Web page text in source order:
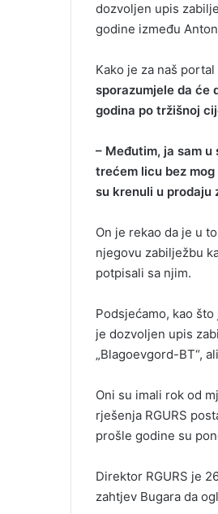
dozvoljen upis
godine između
Kako je za naš
sporazumjele da će
godina po tržišnoj
– Međutim, ja sam
trećem licu bez
su krenuli u prodaju
On je rekao da je u
njegovu zabilježbu
potpisali sa njim.
Podsjećamo, kao što
je dozvoljen upis
„Blagoevgord-BT“,
Oni su imali rok od
rješenja RGURS
prošle godine su
Direktor RGURS je
zahtjev Bugara da